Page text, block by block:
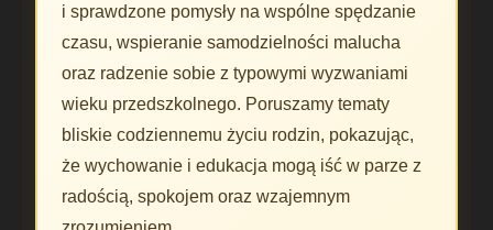
i sprawdzone pomysły na wspólne spędzanie
czasu, wspieranie samodzielności malucha
oraz radzenie sobie z typowymi wyzwaniami
wieku przedszkolnego. Poruszamy tematy
bliskie codziennemu życiu rodzin, pokazując,
że wychowanie i edukacja mogą iść w parze z
radością, spokojem oraz wzajemnym